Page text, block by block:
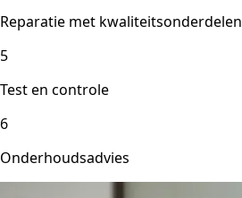
Reparatie met kwaliteitsonderdelen
5
Test en controle
6
Onderhoudsadvies